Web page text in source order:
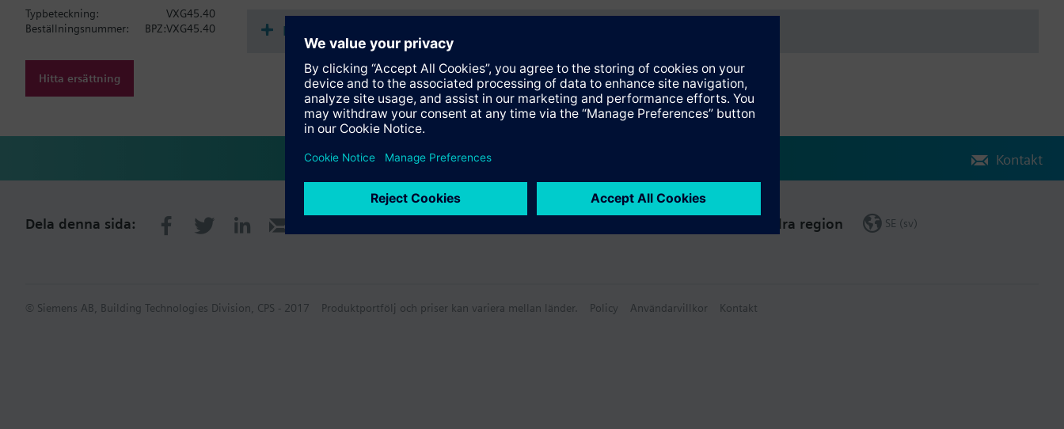
Typbeteckning:
VXG45.40
Beställningsnummer:
BPZ:VXG45.40
Hitta ersättning
Dokumentation
Kontakt
Dela denna sida: Ändra region SE (sv)
© Siemens AB, Building Technologies Division, CPS - 2017 Produktportfölj och priser kan variera mellan länder. Policy Användarvillkor Kontakt